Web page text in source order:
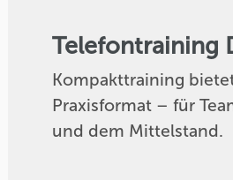
Telefontraining
Kompakttraining
Praxisformat – für
und dem Mittelstand.